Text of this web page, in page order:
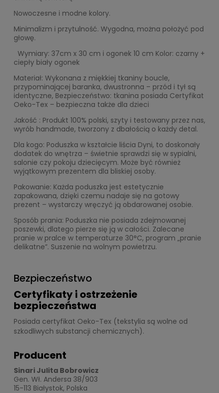
Nowoczesne i modne kolory.
Minimalizm i przytulność. Wygodna, można położyć pod
głowę.
Wymiary: 37cm x 30 cm i ogonek 10 cm Kolor: czarny +
ciepły biały ogonek
Materiał: Wykonana z miękkiej tkaniny boucle,
przypominającej baranka, dwustronna – przód i tył są
identyczne, Bezpieczeństwo: tkanina posiada Certyfikat
Oeko-Tex – bezpieczna także dla dzieci
Jakość : Produkt 100% polski, szyty i testowany przez nas,
wyrób handmade, tworzony z dbałością o każdy detal.
Dla kogo: Poduszka w kształcie liścia Dyni, to doskonały
dodatek do wnętrza – świetnie sprawdzi się w sypialni,
salonie czy pokoju dziecięcym. Może być również
wyjątkowym prezentem dla bliskiej osoby.
Pakowanie: Każda poduszka jest estetycznie
zapakowana, dzięki czemu nadaje się na gotowy
prezent – wystarczy wręczyć ją obdarowanej osobie.
Sposób prania: Poduszka nie posiada zdejmowanej
poszewki, dlatego pierze się ją w całości. Zalecane
pranie w pralce w temperaturze 30°C, program „pranie
delikatne”. Suszenie na wolnym powietrzu.
Bezpieczeństwo
Certyfikaty i ostrzeżenie
bezpieczeństwa
Posiada certyfikat Oeko-Tex (tekstylia są wolne od
szkodliwych substancji chemicznych).
Producent
Sinari Julita Bobrowicz
Gen. Wł. Andersa 38/903
15-113 Białystok, Polska